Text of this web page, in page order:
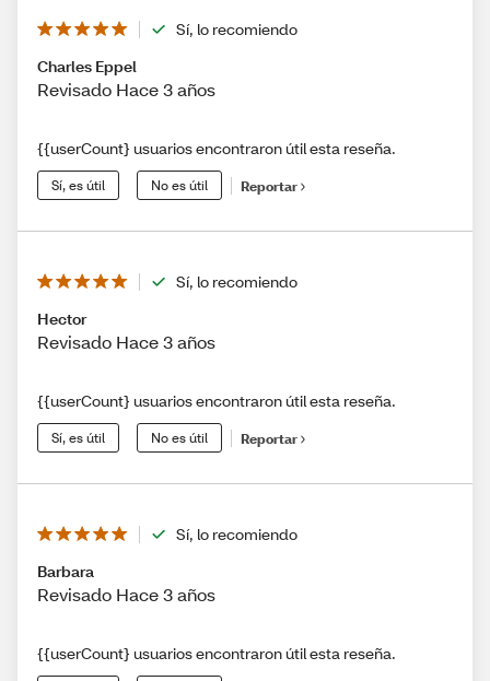
Sí, lo recomiendo
Charles Eppel
Revisado Hace 3 años
{{userCount} usuarios encontraron útil esta reseña.
Sí, es útil No es útil Reportar
Sí, lo recomiendo
Hector
Revisado Hace 3 años
{{userCount} usuarios encontraron útil esta reseña.
Sí, es útil No es útil Reportar
Sí, lo recomiendo
Barbara
Revisado Hace 3 años
{{userCount} usuarios encontraron útil esta reseña.